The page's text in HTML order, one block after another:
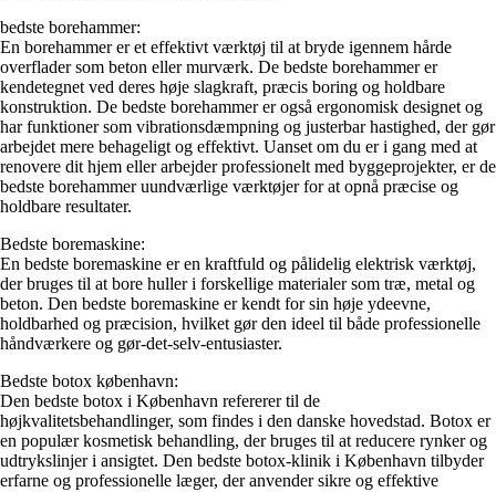
bedste borehammer:
En borehammer er et effektivt værktøj til at bryde igennem hårde
overflader som beton eller murværk. De bedste borehammer er
kendetegnet ved deres høje slagkraft, præcis boring og holdbare
konstruktion. De bedste borehammer er også ergonomisk designet og
har funktioner som vibrationsdæmpning og justerbar hastighed, der gør
arbejdet mere behageligt og effektivt. Uanset om du er i gang med at
renovere dit hjem eller arbejder professionelt med byggeprojekter, er de
bedste borehammer uundværlige værktøjer for at opnå præcise og
holdbare resultater.
Bedste boremaskine:
En bedste boremaskine er en kraftfuld og pålidelig elektrisk værktøj,
der bruges til at bore huller i forskellige materialer som træ, metal og
beton. Den bedste boremaskine er kendt for sin høje ydeevne,
holdbarhed og præcision, hvilket gør den ideel til både professionelle
håndværkere og gør-det-selv-entusiaster.
Bedste botox københavn:
Den bedste botox i København refererer til de
højkvalitetsbehandlinger, som findes i den danske hovedstad. Botox er
en populær kosmetisk behandling, der bruges til at reducere rynker og
udtrykslinjer i ansigtet. Den bedste botox-klinik i København tilbyder
erfarne og professionelle læger, der anvender sikre og effektive